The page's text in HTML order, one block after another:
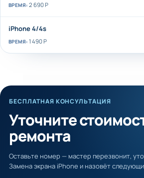
2 690 Р
iPhone 4/4s
1 490 Р
БЕСПЛАТНАЯ КОНСУЛЬТАЦИЯ
Уточните
ремонта
Оставьте номер — мастер перезвонит,
Замена экрана iPhone и назовёт